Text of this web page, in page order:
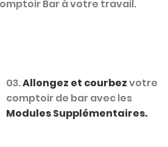
03.Allongez et courbezvotre
comptoir de bar avec les
Modules Supplémentaires.
Bar à votre travail.